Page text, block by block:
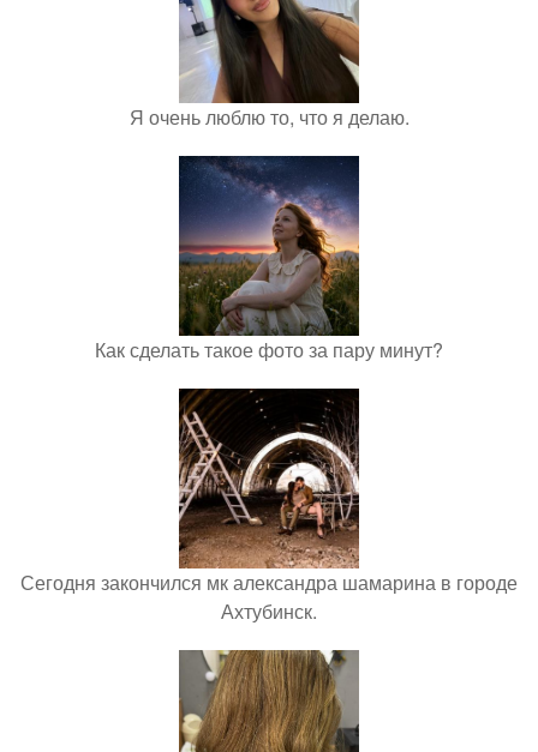
Я очень люблю то, что я делаю.
Как сделать такое фото за пару минут?
Сегодня закончился мк александра шамарина в городе
Ахтубинск.